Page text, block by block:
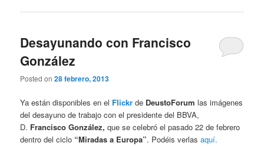
Desayunando con Francisco
González
Posted on28 febrero, 2013
Ya están disponibles en el Flickrde DeustoForum las imágenes
del desayuno de trabajo con el presidente del BBVA,
D. Francisco González,que se celebró el pasado 22 de febrero
dentro del ciclo “Miradas a Europa”. Podéis verlasaquí.